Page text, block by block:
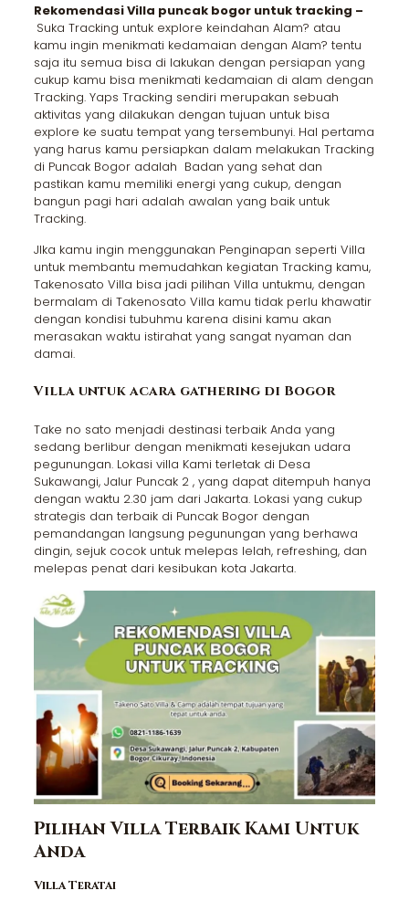
Rekomendasi Villa puncak bogor untuk tracking –
Suka Tracking untuk explore keindahan Alam? atau
kamu ingin menikmati kedamaian dengan Alam? tentu
saja itu semua bisa di lakukan dengan persiapan yang
cukup kamu bisa menikmati kedamaian di alam dengan
Tracking. Yaps Tracking sendiri merupakan sebuah
aktivitas yang dilakukan dengan tujuan untuk bisa
explore ke suatu tempat yang tersembunyi. Hal pertama
yang harus kamu persiapkan dalam melakukan Tracking
di Puncak Bogor adalah Badan yang sehat dan
pastikan kamu memiliki energi yang cukup, dengan
bangun pagi hari adalah awalan yang baik untuk
Tracking.
JIka kamu ingin menggunakan Penginapan seperti Villa
untuk membantu memudahkan kegiatan Tracking kamu,
Takenosato Villa bisa jadi pilihan Villa untukmu, dengan
bermalam di Takenosato Villa kamu tidak perlu khawatir
dengan kondisi tubuhmu karena disini kamu akan
merasakan waktu istirahat yang sangat nyaman dan
damai.
Villa untuk acara gathering di Bogor
Take no sato menjadi destinasi terbaik Anda yang
sedang berlibur dengan menikmati kesejukan udara
pegunungan. Lokasi villa Kami terletak di Desa
Sukawangi, Jalur Puncak 2 , yang dapat ditempuh hanya
dengan waktu 2.30 jam dari Jakarta. Lokasi yang cukup
strategis dan terbaik di Puncak Bogor dengan
pemandangan langsung pegunungan yang berhawa
dingin, sejuk cocok untuk melepas lelah, refreshing, dan
melepas penat dari kesibukan kota Jakarta.
Pilihan Villa Terbaik Kami Untuk
Anda
Villa Teratai